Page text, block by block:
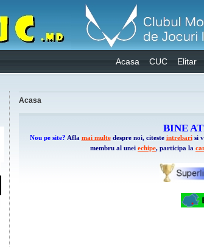
Acasa CUC Elitar
Acasa
BINE
Nou pe site? Afla mai multedespre noi, citeste intrebarisi
membru al unei echipe, participa la